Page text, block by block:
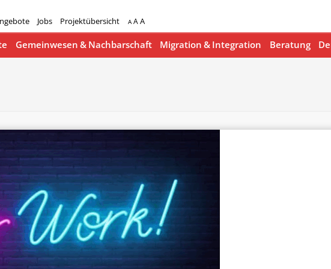
Jobs Projektübersicht A AA
Gemeinwesen & Nachbarschaft Migration & Integration Beratung